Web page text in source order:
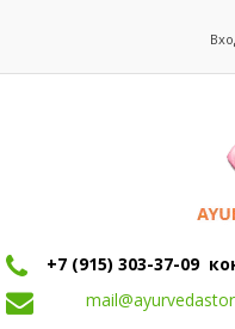
+7 (915) 303-37-09